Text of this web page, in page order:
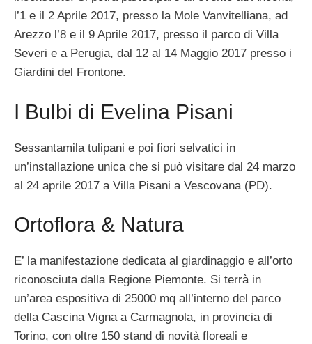
l’1 e il 2 Aprile 2017, presso la Mole Vanvitelliana, ad
Arezzo l’8 e il 9 Aprile 2017, presso il parco di Villa
Severi e a Perugia, dal 12 al 14 Maggio 2017 presso i
Giardini del Frontone.
I Bulbi di Evelina Pisani
Sessantamila tulipani e poi fiori selvatici in
un’installazione unica che si può visitare dal 24 marzo
al 24 aprile 2017 a Villa Pisani a Vescovana (PD).
Ortoflora & Natura
E’ la manifestazione dedicata al giardinaggio e all’orto
riconosciuta dalla Regione Piemonte. Si terrà in
un’area espositiva di 25000 mq all’interno del parco
della Cascina Vigna a Carmagnola, in provincia di
Torino, con oltre 150 stand di novità floreali e